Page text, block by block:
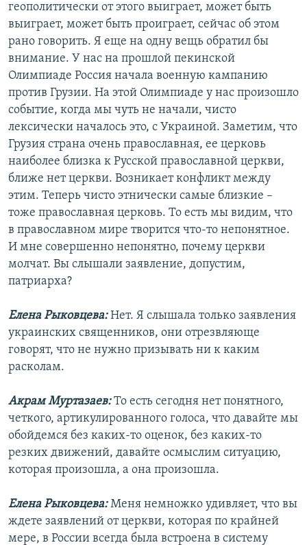
геополитически от этого выиграет, может быть
выиграет, может быть проиграет, сейчас об этом
рано говорить. Я еще на одну вещь обратил бы
внимание. У нас на прошлой пекинской
Олимпиаде Россия начала военную кампанию
против Грузии. На этой Олимпиаде у нас произошло
событие, когда мы чуть не начали, чисто
лексически началось это, с Украиной. Заметим, что
Грузия страна очень православная, ее церковь
наиболее близка к Русской православной церкви,
ближе нет церкви. Возникает конфликт между
этим. Теперь чисто этнически самые близкие –
тоже православная церковь. То есть мы видим, что
в православном мире творится что-то непонятное.
И мне совершенно непонятно, почему церкви
молчат. Вы слышали заявление, допустим,
патриарха?
Елена Рыковцева:Нет. Я слышала только заявления
украинских священников, они отрезвляюще
говорят, что не нужно призывать ни к каким
расколам.
Акрам Муртазаев:То есть сегодня нет понятного,
четкого, артикулированного голоса, что давайте мы
обойдемся без каких-то оценок, без каких-то
резких движений, давайте осмыслим ситуацию,
которая произошла, а она произошла.
Елена Рыковцева:Меня немножко удивляет, что вы
ждете заявлений от церкви, которая по крайней
мере, в России всегда была встроена в систему